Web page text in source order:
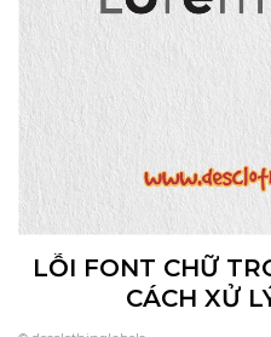
LỖI FONT CHỮ
CÁCH XỬ